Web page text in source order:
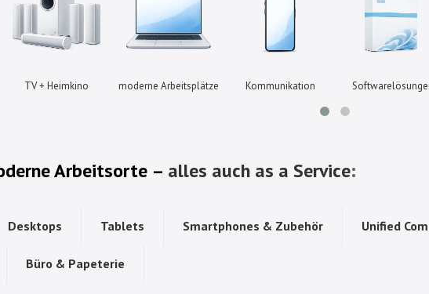
TV + Heimkino moderne Arbeitsplätze Kommunikation
Arbeitsorte – alles auch as a Service:
Desktops Tablets Smartphones & Zubehör Unified
Büro & Papeterie